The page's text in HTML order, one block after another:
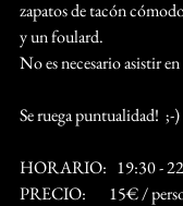
zapatos de tacón
y un foulard.
No es necesario asistir
Se ruega puntualidad!  ;-)
HORARIO:   19:30 -
PRECIO:       15€ /